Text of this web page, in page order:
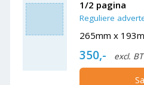
1/2 pagina
Reguliere
265mm x
350,- excl.